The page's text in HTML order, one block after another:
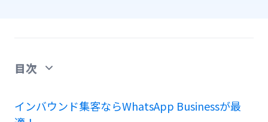
目次
インバウンド集客とは？
インバウンド集客ならWhatsApp Businessが最